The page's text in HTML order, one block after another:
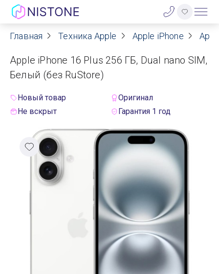
Акции
О нас
Договор оферты
Реквизиты
Контакты
Главная Техника Apple Apple iPhone
Apple iPhone 16 Plus 256 ГБ, Dual nano SIM,
Белый (без RuStore)
Новый товар
Оригинал
Не вскрыт
Гарантия 1 год